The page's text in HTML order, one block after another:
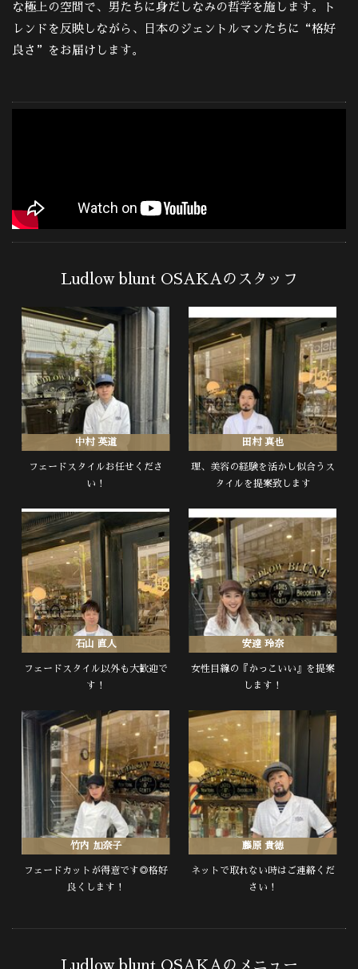
な極上の空間で、男たちに身だしなみの哲学を施します。ト
レンドを反映しながら、日本のジェントルマンたちに“格好
良さ”をお届けします。
Ludlow blunt OSAKAのスタッフ
中村 英道
フェードスタイルお任せくださ
い！
田村 真也
理、美容の経験を活かし似合うス
タイルを提案致します
石山 直人
フェードスタイル以外も大歓迎で
す！
安達 玲奈
女性目線の『かっこいい』を提案
します！
竹内 加奈子
フェードカットが得意です◎格好
良くします！
藤原 貴徳
ネットで取れない時はご連絡くだ
さい！
Ludlow blunt OSAKAのメニュー